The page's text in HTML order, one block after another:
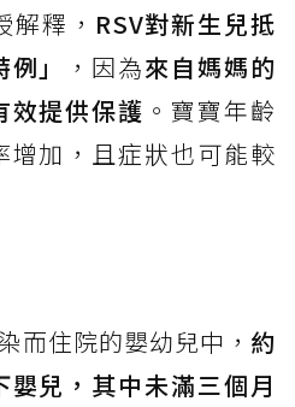
釋， RSV對新生兒抵
」
，因為來自媽媽的
效提供保護 。寶寶年齡
增加，且症狀也可能較
而住院的嬰幼兒中， 約
兒，其中未滿三個月